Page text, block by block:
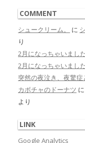
COMMENT
シュークリーム。 に
り
2月になっちゃいました
2月になっちゃいました
突然の夜泣き、夜驚症
カボチャのドーナツ に
より
LINK
Google Analytics